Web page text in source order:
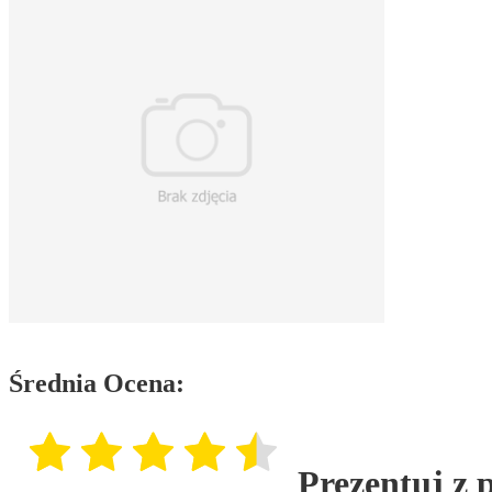
Średnia Ocena:
Prezentuj z